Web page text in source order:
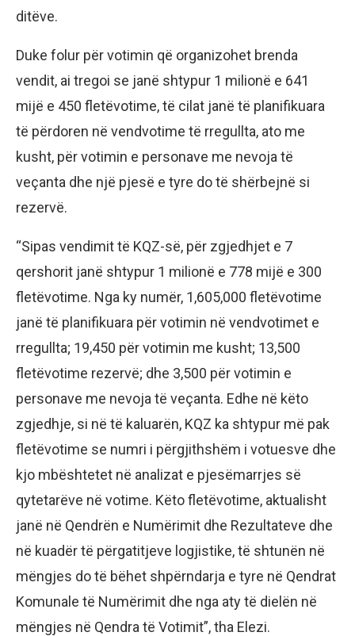
ditëve.
Duke folur për votimin që organizohet brenda
vendit, ai tregoi se janë shtypur 1 milionë e 641
mijë e 450 fletëvotime, të cilat janë të planifikuara
të përdoren në vendvotime të rregullta, ato me
kusht, për votimin e personave me nevoja të
veçanta dhe një pjesë e tyre do të shërbejnë si
rezervë.
“Sipas vendimit të KQZ-së, për zgjedhjet e 7
qershorit janë shtypur 1 milionë e 778 mijë e 300
fletëvotime. Nga ky numër, 1,605,000 fletëvotime
janë të planifikuara për votimin në vendvotimet e
rregullta; 19,450 për votimin me kusht; 13,500
fletëvotime rezervë; dhe 3,500 për votimin e
personave me nevoja të veçanta. Edhe në këto
zgjedhje, si në të kaluarën, KQZ ka shtypur më pak
fletëvotime se numri i përgjithshëm i votuesve dhe
kjo mbështetet në analizat e pjesëmarrjes së
qytetarëve në votime. Këto fletëvotime, aktualisht
janë në Qendrën e Numërimit dhe Rezultateve dhe
në kuadër të përgatitjeve logjistike, të shtunën në
mëngjes do të bëhet shpërndarja e tyre në Qendrat
Komunale të Numërimit dhe nga aty të dielën në
mëngjes në Qendra të Votimit”, tha Elezi.